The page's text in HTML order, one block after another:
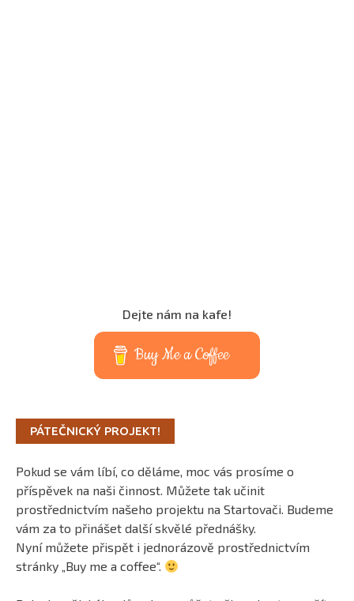
Dejte nám na kafe!
Buy Me a Coffee
PÁTEČNICKÝ PROJEKT!
Pokud se vám líbí, co děláme, moc vás prosíme o
příspěvek na naši činnost. Můžete tak učinit
prostřednictvím našeho projektu na Startovači. Budeme
vám za to přinášet další skvělé přednášky.
Nyní můžete přispět i jednorázově prostřednictvím
stránky „Buy me a coffee“.